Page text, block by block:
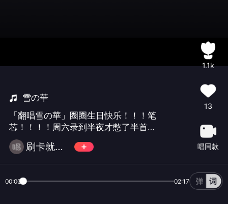
雪の華
「翻唱雪の華」圈圈生日快乐！！！笔
芯！！！！周六录到半夜才憋了半首出
来我大概是条咸鱼了…mix：超级棒棒糖
刷卡就刷拿拿卡
1.1k
13
唱同款
00:00 02:17